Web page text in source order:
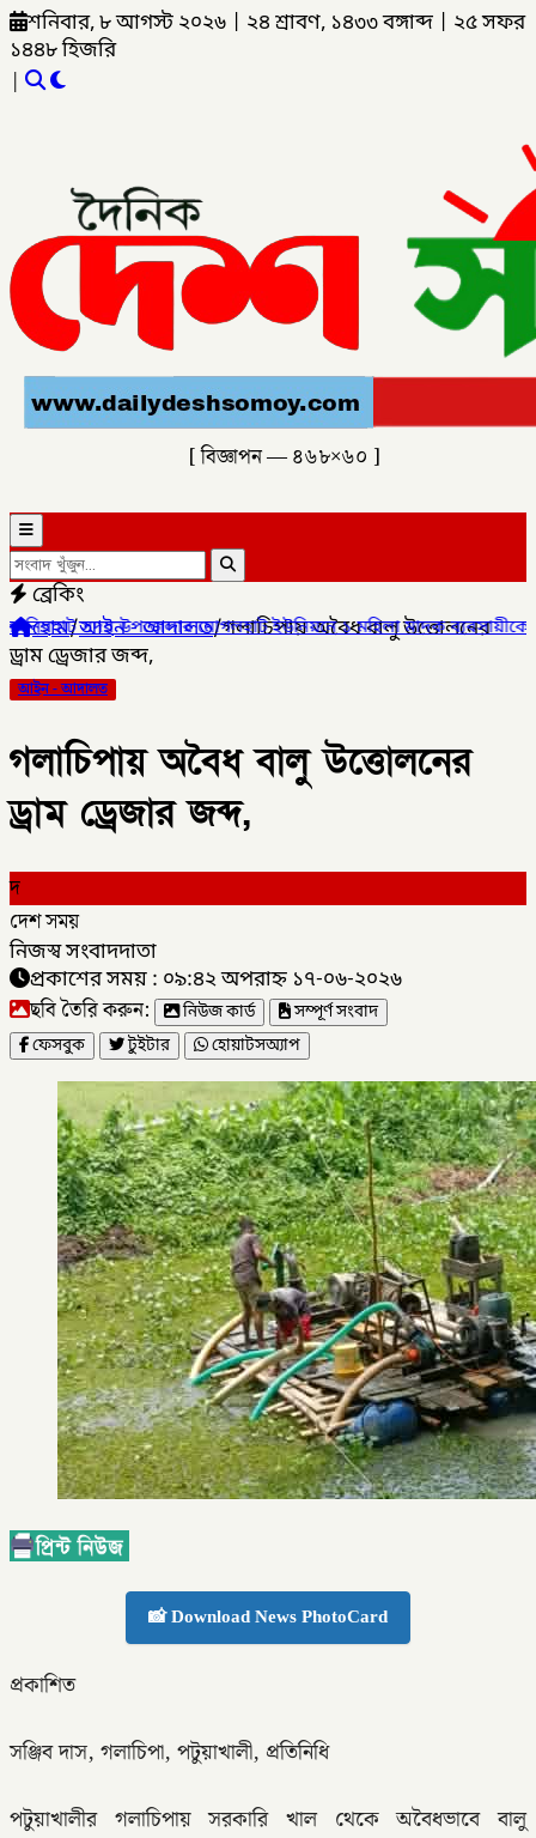
শনিবার, ৮ আগস্ট ২০২৬ ২৪ শ্রাবণ, ১৪৩৩ বঙ্গাব্দ
২৫ সফর
১৪৪৮ হিজরি
|
[ বিজ্ঞাপন — ৪৬৮×৬০ ]
ব্রেকিং
উপজেলার মোগলহাট ইউনিয়নে ১ মহিলা মাদক ব্যবসায়ীকে আটক।✦
হোম/আইন - আদালত/গলাচিপায় অবৈধ বালু উত্তোলনের
ড্রাম ড্রেজার জব্দ,
আইন - আদালত
গলাচিপায় অবৈধ বালু উত্তোলনের
ড্রাম ড্রেজার জব্দ,
দ
দেশ সময়
নিজস্ব সংবাদদাতা
প্রকাশের সময় : ০৯:৪২ অপরাহ্ন ১৭-০৬-২০২৬
ছবি তৈরি করুন: নিউজ কার্ড
সম্পূর্ণ সংবাদ
ফেসবুক
টুইটার হোয়াটসঅ্যাপ
📸 Download News PhotoCard
প্রকাশিত
সঞ্জিব দাস, গলাচিপা, পটুয়াখালী, প্রতিনিধি
পটুয়াখালীর গলাচিপায় সরকারি খাল থেকে অবৈধভাবে বালু